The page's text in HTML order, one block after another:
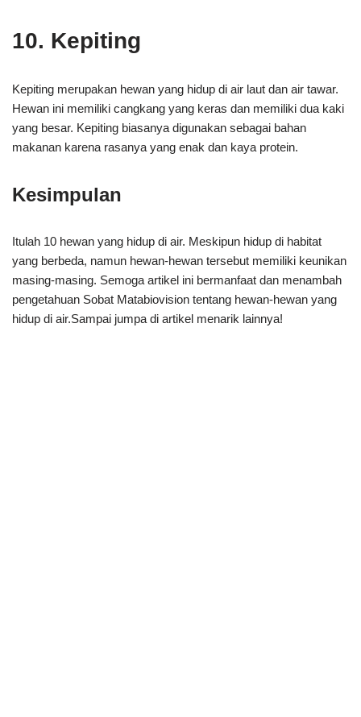
10. Kepiting
Kepiting merupakan hewan yang hidup di air laut dan air tawar.
Hewan ini memiliki cangkang yang keras dan memiliki dua kaki
yang besar. Kepiting biasanya digunakan sebagai bahan
makanan karena rasanya yang enak dan kaya protein.
Kesimpulan
Itulah 10 hewan yang hidup di air. Meskipun hidup di habitat
yang berbeda, namun hewan-hewan tersebut memiliki keunikan
masing-masing. Semoga artikel ini bermanfaat dan menambah
pengetahuan Sobat Matabiovision tentang hewan-hewan yang
hidup di air.Sampai jumpa di artikel menarik lainnya!